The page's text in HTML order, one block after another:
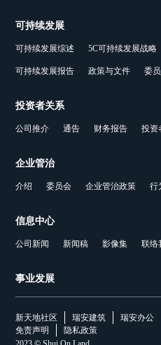
可持续发展
可持续发展综述 5C可持续发展战略
可持续发展报告 政策与文件 委
投资者关系
公司推介 通告 财务报告 投资
企业管治
介绍 委员会 企业管治政策 行
信息中心
公司新闻 新闻稿 影像集 联络
事业发展
新天地社区 瑞安建筑 瑞安办公
免责声明
隐私政策